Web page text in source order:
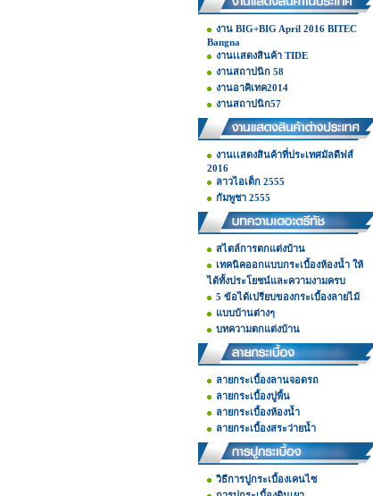
งาน BIG+BIG April 2016 BITEC
Bangna
งานเเสดงสินค้า TIDE
งานสถาปนิก 58
งานอาคิเทค2014
งานสถาปนิก57
งานเเสดงสินค้าที่ประเทศมัลดีฟส์
2016
ลาวไอเต็ก 2555
กัมพูชา 2555
สไตล์การตกแต่งบ้าน
เทคนิคออกแบบกระเบื้องห้องน้ำ ให้
ได้ทั้งประโยชน์และความงามครบ
5 ข้อได้เปรียบของกระเบื้องลายไม้
แบบบ้านต่างๆ
บทความตกแต่งบ้าน
ลายกระเบื้องลานจอดรถ
ลายกระเบื้องปูพื้น
ลายกระเบื้องห้องน้ำ
ลายกระเบื้องสระว่ายน้ำ
วิธีการปูกระเบื้องเคนไซ